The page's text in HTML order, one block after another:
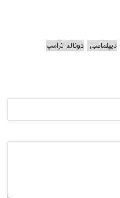
دیپلماسی دونالد ترامپ